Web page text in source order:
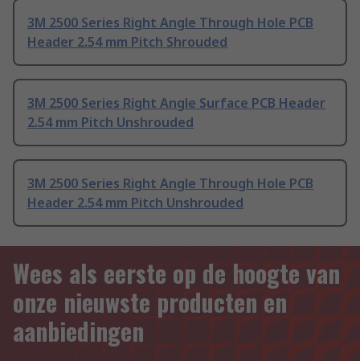
3M 2500 Series Right Angle Through Hole PCB
Header 2.54 mm Pitch Shrouded
3M 2500 Series Right Angle Surface PCB Header
2.54 mm Pitch Unshrouded
3M 2500 Series Right Angle Through Hole PCB
Header 2.54 mm Pitch Unshrouded
Wees als eerste op de hoogte van
onze nieuwste producten en
aanbiedingen